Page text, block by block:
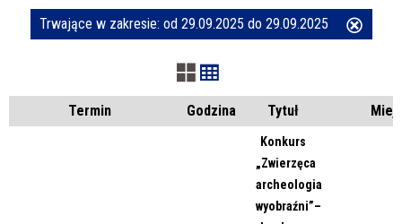
Szukana fraza
Kategoria
Trwające w zakresie: od 29.09.2025 do 29.09.2025
Termin Godzina Tytuł
Konkurs
„Zwierzęca
archeologia
wyobraźni”–